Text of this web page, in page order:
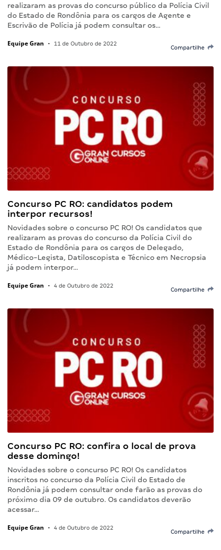
realizaram as provas do concurso público da Polícia Civil
do Estado de Rondônia para os cargos de Agente e
Escrivão de Polícia já podem consultar os…
Equipe Gran • 11 de Outubro de 2022
Compartilhe
Concurso PC RO: candidatos podem
interpor recursos!
Novidades sobre o concurso PC RO! Os candidatos que
realizaram as provas do concurso da Polícia Civil do
Estado de Rondônia para os cargos de Delegado,
Médico-Legista, Datiloscopista e Técnico em Necropsia
já podem interpor…
Equipe Gran • 4 de Outubro de 2022
Compartilhe
Concurso PC RO: confira o local de prova
desse domingo!
Novidades sobre o concurso PC RO! Os candidatos
inscritos no concurso da Polícia Civil do Estado de
Rondônia já podem consultar onde farão as provas do
próximo dia 09 de outubro. Os candidatos deverão
acessar…
Equipe Gran • 4 de Outubro de 2022
Compartilhe